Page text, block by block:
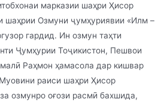
марказии шаҳри Ҳисор
шаҳрии Озмуни ҷумҳуриявии «Илм –
гардид. Ин озмун таҳти
Ҷумҳурии Тоҷикистон, Пешвои
Раҳмон ҳамасола дар кишвар
раиси шаҳри Ҳисор
озмунро оғози расмӣ бахшида,